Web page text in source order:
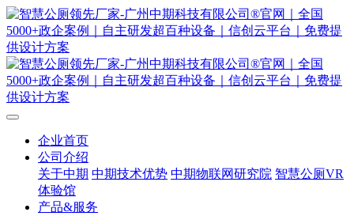
企业首页
公司介绍
关于中期 中期技术优势 中期物联网研究院 智慧公厕VR
体验馆
产品&服务